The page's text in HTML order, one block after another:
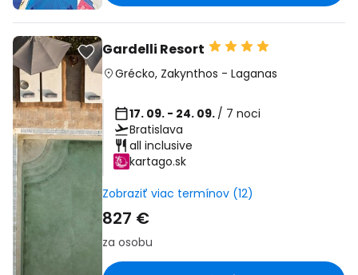
Gardelli Resort
Grécko, Zakynthos - Laganas
17. 09. - 24. 09. / 7 noci
Bratislava
all inclusive
kartago.sk
Zobraziť viac termínov (12)
827 €
za osobu